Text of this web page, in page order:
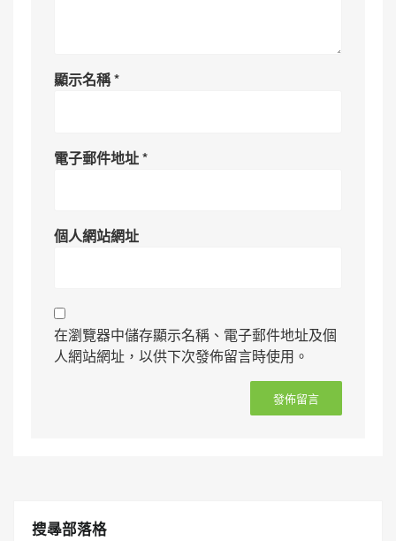
顯示名稱*
電子郵件地址*
個人網站網址
在瀏覽器中儲存顯示名稱、電子郵件地址及個
人網站網址，以供下次發佈留言時使用。
搜㝷部落格